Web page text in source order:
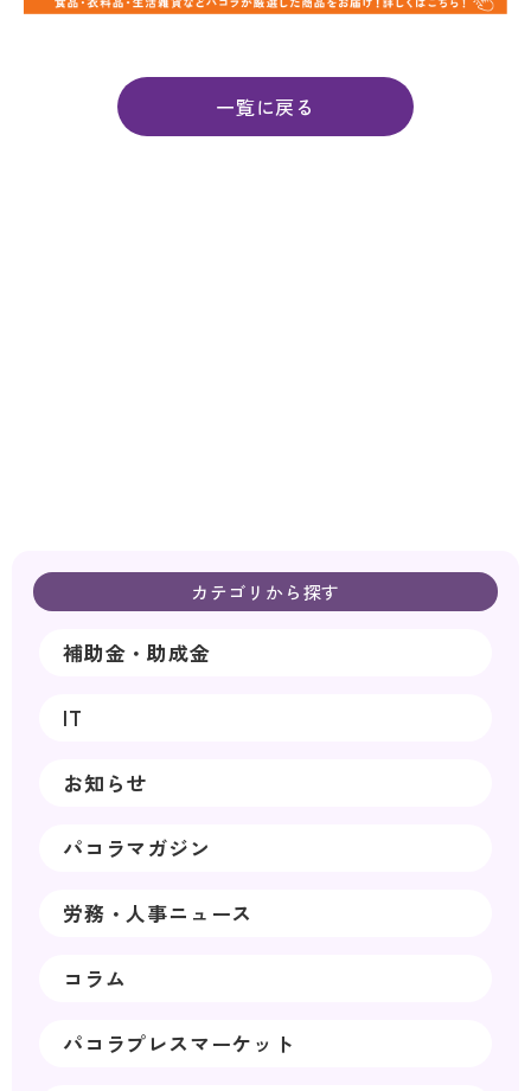
一覧に戻る
カテゴリから探す
補助金・助成金
IT
お知らせ
パコラマガジン
労務・人事ニュース
コラム
パコラプレスマーケット